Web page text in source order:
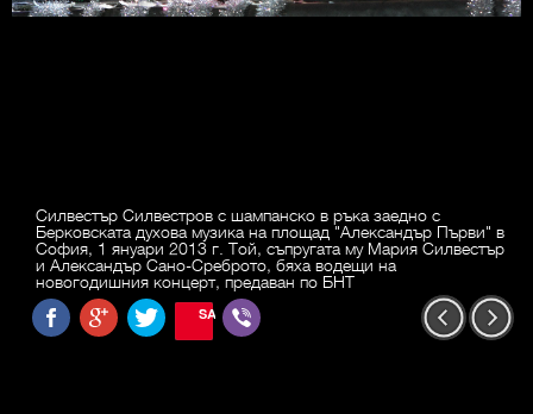
Силвестър Силвестров с шампанско в ръка заедно с
Берковската духова музика на площад "Александър Първи" в
София, 1 януари 2013 г. Той, съпругата му Мария Силвестър
и Александър Сано-Среброто, бяха водещи на
новогодишния концерт, предаван по БНТ
SAVE